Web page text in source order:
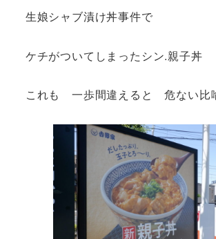
生娘シャブ漬け丼事件で
ケチがついてしまったシン.親子丼
これも 一歩間違えると 危ない比